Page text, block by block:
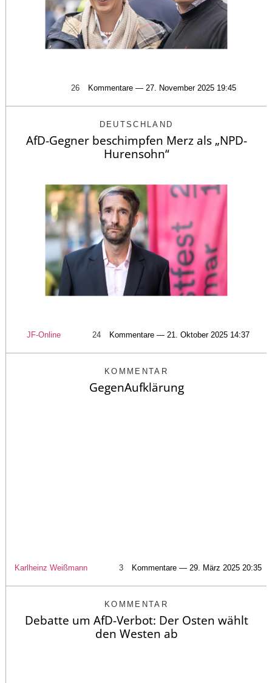
26 Kommentare — 27. November 2025 19:45
DEUTSCHLAND
AfD-Gegner beschimpfen Merz als „NPD-
Hurensohn“
JF-Online 24 Kommentare — 21. Oktober 2025 14:37
KOMMENTAR
GegenAufklärung
Karlheinz Weißmann 3 Kommentare — 29. März 2025 20:35
KOMMENTAR
Debatte um AfD-Verbot: Der Osten wählt
den Westen ab